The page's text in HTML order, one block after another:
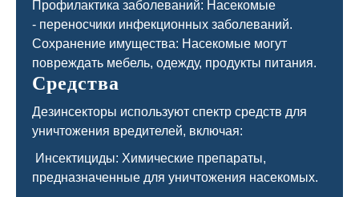
Профилактика заболеваний: Насекомые
- переносчики инфекционных заболеваний.
Сохранение имущества: Насекомые могут
повреждать мебель, одежду, продукты питания.
Средства
Дезинсекторы используют спектр средств для
уничтожения вредителей, включая:
Инсектициды: Химические препараты,
предназначенные для уничтожения насекомых.